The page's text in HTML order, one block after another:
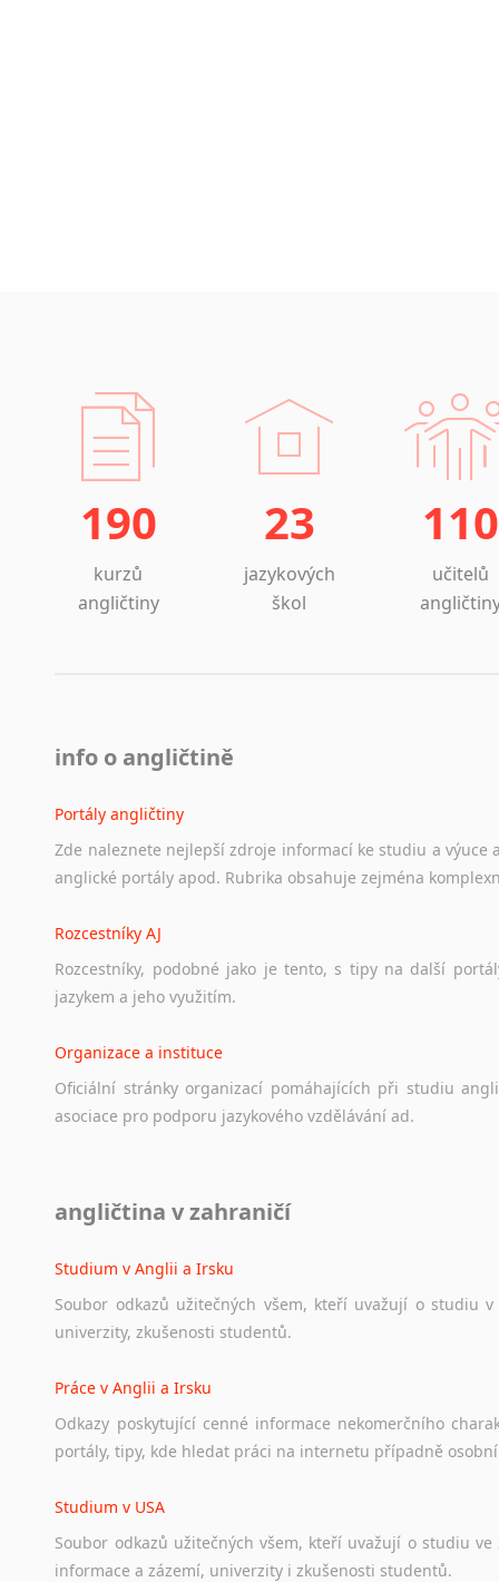
190
kurzů
angličtiny
23
jazykových
škol
110
učitelů
info o angličtině
Portály angličtiny
Zde naleznete nejlepší zdroje informací ke studiu a výuce
anglické portály apod. Rubrika obsahuje zejména
Rozcestníky AJ
Rozcestníky, podobné jako je tento, s tipy na další
jazykem a jeho využitím.
Organizace a instituce
Oficiální stránky organizací pomáhajících při studiu
asociace pro podporu jazykového vzdělávání ad.
Ať už se jedná o česká diskusní
angličtina v zahraničí
Studium v Anglii a Irsku
Soubor odkazů užitečných všem, kteří uvažují o studiu v
univerzity, zkušenosti studentů.
Práce v Anglii a Irsku
Odkazy poskytující cenné informace nekomerčního
portály, tipy, kde hledat práci na internetu případně osobní
Studium v USA
Soubor odkazů užitečných všem, kteří uvažují o studiu ve
informace a zázemí, univerzity i zkušenosti studentů.